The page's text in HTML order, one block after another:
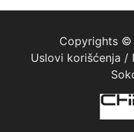
Copyrights ©
Uslovi korišćenja /